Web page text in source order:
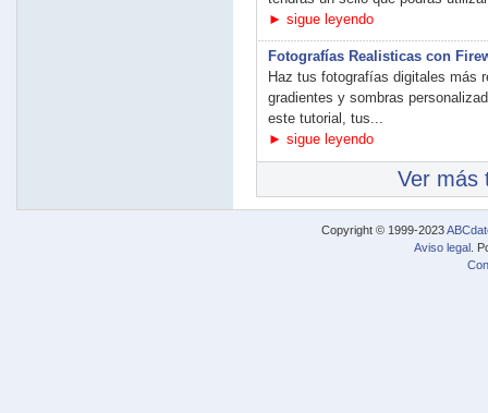
► sigue leyendo
Fotografías Realisticas con
Haz tus fotografías digitales más
gradientes y sombras
este tutorial, tus...
► sigue leyendo
Ver más
Copyright © 1999-2023
Aviso legal .